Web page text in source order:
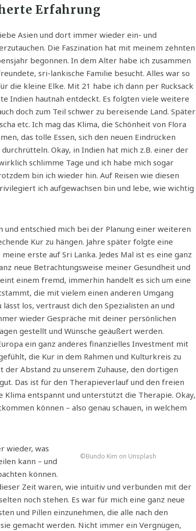
Erfahrung
Asien und dort immer wieder ein- und
Die Faszination hat mit meinem zehnten
begonnen. In dem Alter habe ich zusammen
sri-lankische Familie besucht. Alles war so
die kleine Elke. Mit 21 habe ich dann per Rucksack
Indien hautnah entdeckt. Es folgten viele weitere
doch zum Teil schwer zu bereisende Land. Später
etc. Ich mag das Klima, die Schönheit von Flora
das tolle Essen, sich den neuen Eindrücken
Okay, in Indien hat mich z.B. einer der
schlimme Tage und ich habe mich sogar
bin ich wieder hin. Auf Reisen wie diesen
ich aufgewachsen bin und lebe, wie wichtig
entschied mich bei der Planung einer weiteren
Kur zu hängen. Jahre später folgte eine
erste auf Sri Lanka. Jedes Mal ist es eine ganz
neue Betrachtungsweise meiner Gesundheit und
einem fremd, immerhin handelt es sich um eine
die mit vielem einen anderen Umgang
los, vertraust dich den Spezialisten an und
wieder Gespräche mit deiner persönlichen
gestellt und Wünsche geäußert werden.
ein ganz anderes finanzielles Investment mit
die Kur in dem Rahmen und Kulturkreis zu
Abstand zu unserem Zuhause, den dortigen
Das ist für den Therapieverlauf und den freien
entspannt und unterstützt die Therapie. Okay,
können – also genau schauen, in welchem
©Bundo Kim on Unsplash
wieder, was
kann – und
können.
Zeit waren, wie intuitiv und verbunden mit der
noch stehen. Es war für mich eine ganz neue
und Pillen einzunehmen, die alle nach den
gemacht werden. Nicht immer ein Vergnügen,